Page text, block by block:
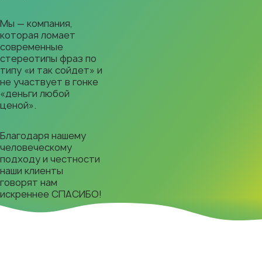
Мы — компания,
которая ломает
современные
стереотипы фраз по
типу «и так сойдет» и
не участвует в гонке
«деньги любой
ценой».
Благодаря нашему
человеческому
подходу и честности
наши клиенты
говорят нам
искреннее СПАСИБО!